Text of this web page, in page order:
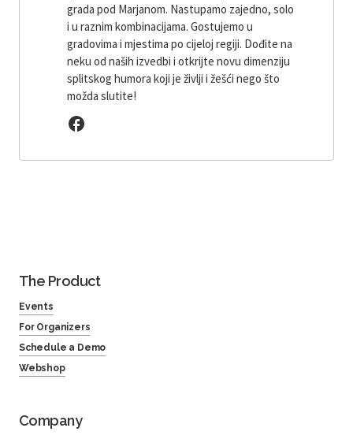
grada pod Marjanom. Nastupamo zajedno, solo
i u raznim kombinacijama. Gostujemo u
gradovima i mjestima po cijeloj regiji. Dođite na
neku od naših izvedbi i otkrijte novu dimenziju
splitskog humora koji je življi i žešći nego što
možda slutite!
The Product
Events
For Organizers
Schedule a Demo
Webshop
Company